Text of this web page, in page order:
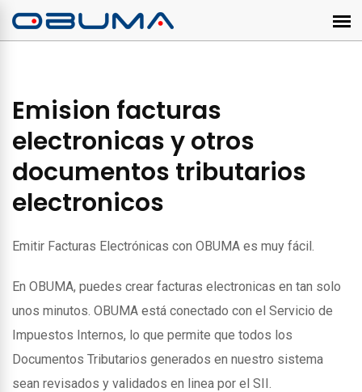
Emision facturas
electronicas y otros
documentos tributarios
electronicos
Emitir Facturas Electrónicas con OBUMA es muy fácil.
En OBUMA, puedes crear facturas electronicas en tan solo
unos minutos. OBUMA está conectado con el Servicio de
Impuestos Internos, lo que permite que todos los
Documentos Tributarios generados en nuestro sistema
sean revisados y validados en linea por el SII.